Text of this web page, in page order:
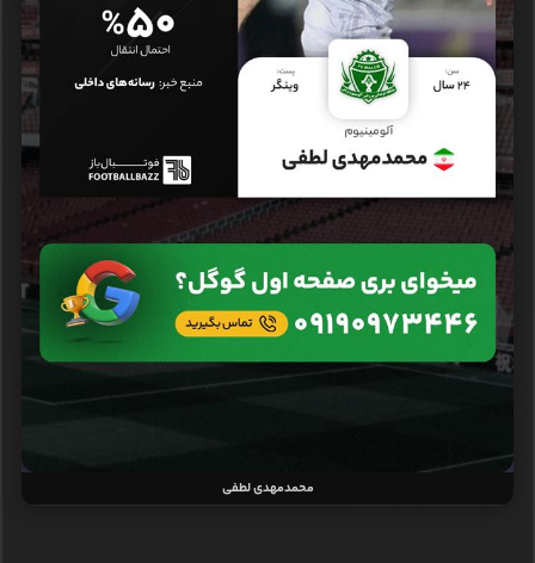
محمدمهدی لطفی